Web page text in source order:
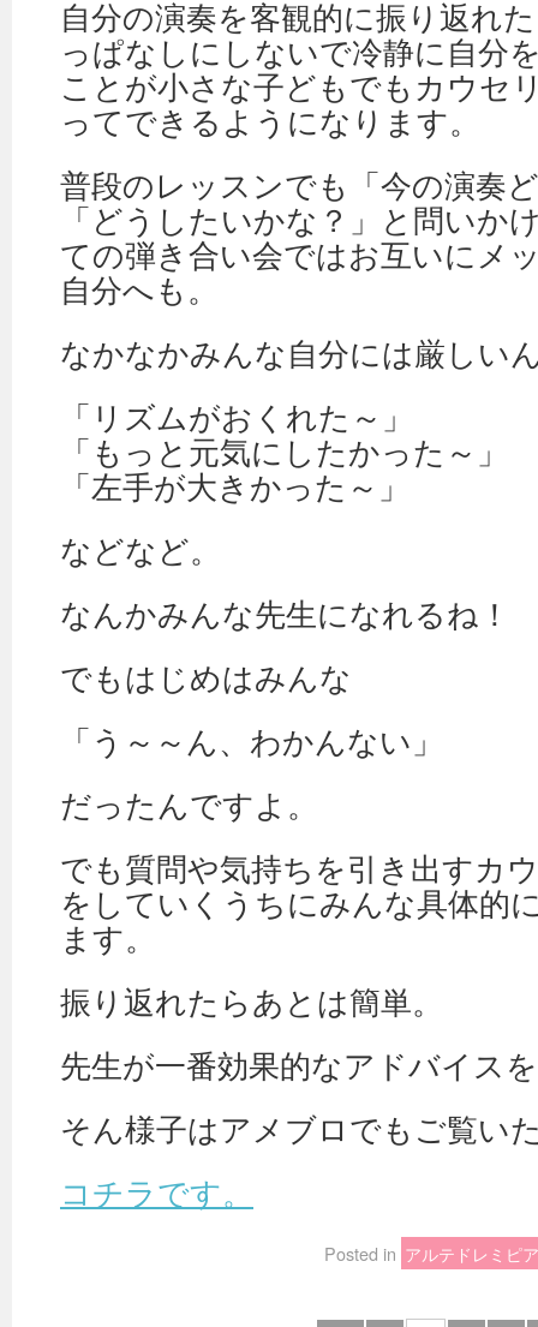
自分の演奏を客観的に振り返れ
っぱなしにしないで冷静に自分
ことが小さな子どもでもカウセ
ってできるようになります。
普段のレッスンでも「今の演奏
「どうしたいかな？」と問いか
ての弾き合い会ではお互いにメ
自分へも。
なかなかみんな自分には厳しい
「リズムがおくれた～」
「もっと元気にしたかった～」
「左手が大きかった～」
などなど。
なんかみんな先生になれるね！
でもはじめはみんな
「う～～ん、わかんない」
だったんですよ。
でも質問や気持ちを引き出すカ
をしていくうちにみんな具体的
ます。
振り返れたらあとは簡単。
先生が一番効果的なアドバイス
そん様子はアメブロでもご覧い
コチラです。
Posted in アルテドレミピ